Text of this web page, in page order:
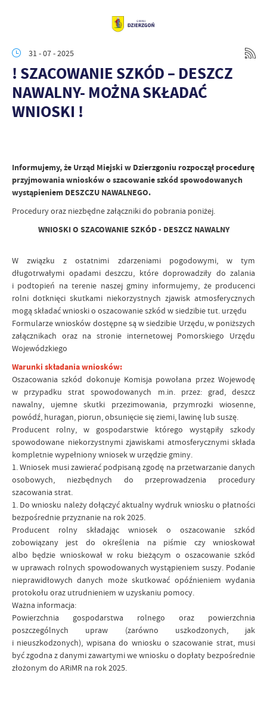
31 - 07 - 2025
! SZACOWANIE SZKÓD – DESZCZ
NAWALNY- MOŻNA SKŁADAĆ
WNIOSKI !
Informujemy, że Urząd Miejski w Dzierzgoniu rozpoczął procedurę
przyjmowania wniosków o szacowanie szkód spowodowanych
wystąpieniem DESZCZU NAWALNEGO.
Procedury oraz niezbędne załączniki do pobrania poniżej.
WNIOSKI O SZACOWANIE SZKÓD - DESZCZ NAWALNY
W związku z ostatnimi zdarzeniami pogodowymi, w tym
długotrwałymi opadami deszczu, które doprowadziły do zalania
i podtopień na terenie naszej gminy informujemy, że producenci
rolni dotknięci skutkami niekorzystnych zjawisk atmosferycznych
mogą składać wnioski o oszacowanie szkód w siedzibie tut. urzędu
Formularze wniosków dostępne są w siedzibie Urzędu, w poniższych
załącznikach oraz na stronie internetowej Pomorskiego Urzędu
Wojewódzkiego
Warunki składania wniosków:
Oszacowania szkód dokonuje Komisja powołana przez Wojewodę
w przypadku strat spowodowanych m.in. przez: grad, deszcz
nawalny, ujemne skutki przezimowania, przymrozki wiosenne,
powódź, huragan, piorun, obsunięcie się ziemi, lawinę lub suszę.
Producent rolny, w gospodarstwie którego wystąpiły szkody
spowodowane niekorzystnymi zjawiskami atmosferycznymi składa
kompletnie wypełniony wniosek w urzędzie gminy.
1. Wniosek musi zawierać podpisaną zgodę na przetwarzanie danych
osobowych, niezbędnych do przeprowadzenia procedury
szacowania strat.
1. Do wniosku należy dołączyć aktualny wydruk wniosku o płatności
bezpośrednie przyznanie na rok 2025.
Producent rolny składając wniosek o oszacowanie szkód
zobowiązany jest do określenia na piśmie czy wnioskował
albo będzie wnioskował w roku bieżącym o oszacowanie szkód
w uprawach rolnych spowodowanych wystąpieniem suszy. Podanie
nieprawidłowych danych może skutkować opóźnieniem wydania
protokołu oraz utrudnieniem w uzyskaniu pomocy.
Ważna informacja:
Powierzchnia gospodarstwa rolnego oraz powierzchnia
poszczególnych upraw (zarówno uszkodzonych, jak
i nieuszkodzonych), wpisana do wniosku o szacowanie strat, musi
być zgodna z danymi zawartymi we wniosku o dopłaty bezpośrednie
złożonym do ARiMR na rok 2025.